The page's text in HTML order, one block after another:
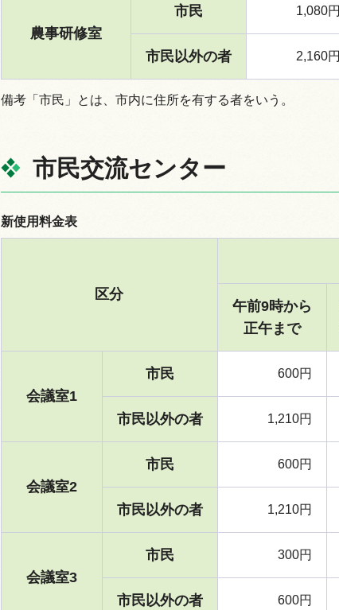
農事研修室
市民 1,080円
市民以外の者 2,160円
備考「市民」とは、市内に住所を有する者をいう。
市民交流センター
新使用料金表
区分
午前9時から
正午まで
会議室1
市民 600円
市民以外の者 1,210円
会議室2
市民 600円
市民以外の者 1,210円
会議室3
市民 300円
市民以外の者 600円